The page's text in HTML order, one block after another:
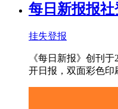
每日新报报
挂失登报
《每日新报》创刊
开日报，双面彩色印